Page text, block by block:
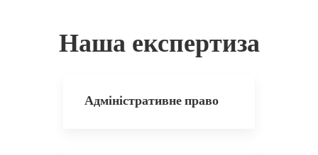
Наша експертиза
Адміністративне право